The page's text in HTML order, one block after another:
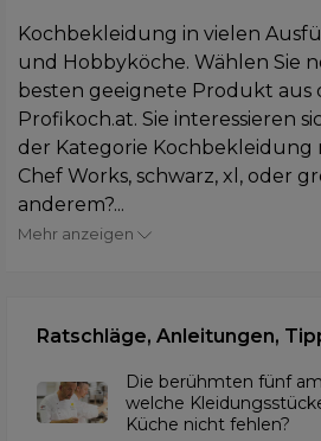
Kochbekleidung in vielen
und Hobbyköche. Wählen Sie
besten geeignete Produkt aus
Profikoch.at. Sie interessieren
der Kategorie Kochbekleidung
Chef Works, schwarz, xl, oder
anderem?...
Mehr anzeigen
Ratschläge, Anleitungen,
Die berühmten fünf
welche
Küche nicht fehlen?